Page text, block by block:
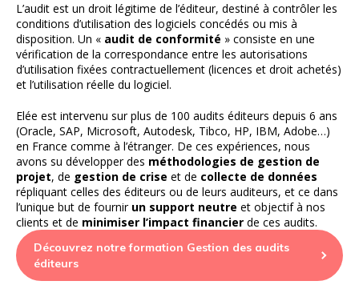
L’audit est un droit légitime de l’éditeur, destiné à contrôler les
conditions d’utilisation des logiciels concédés ou mis à
disposition. Un « audit de conformité » consiste en une
vérification de la correspondance entre les autorisations
d’utilisation fixées contractuellement (licences et droit achetés)
et l’utilisation réelle du logiciel.
Elée est intervenu sur plus de 100 audits éditeurs depuis 6 ans
(Oracle, SAP, Microsoft, Autodesk, Tibco, HP, IBM, Adobe…)
en France comme à l’étranger. De ces expériences, nous
avons su développer des méthodologies de gestion de
projet, de gestion de crise et de collecte de données
répliquant celles des éditeurs ou de leurs auditeurs, et ce dans
l’unique but de fournir un support neutre et objectif à nos
clients et de minimiser l’impact financier de ces audits.
Découvrez notre formation Gestion des audits
éditeurs